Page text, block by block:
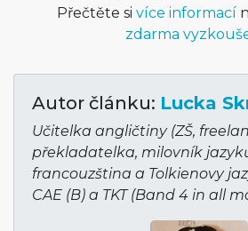
Přečtěte si více informací
zdarma
Autor článku: Lucka
Učitelka angličtiny (ZŠ,
překladatelka, milovník
francouzština a Tolkienovy
CAE (B) a TKT (Band 4 in all